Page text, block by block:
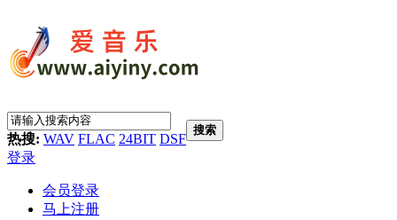
热搜: WAV FLAC 24BIT DSF
搜索
登录
会员登录
马上注册